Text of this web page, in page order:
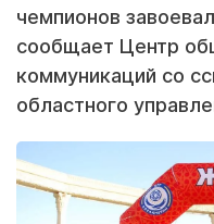
чемпионов
сообщает Центр
коммуникаций со
областного